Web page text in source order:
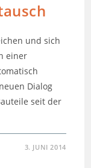
und sich
einer
Dialog
seit der
3. JUNI 2014